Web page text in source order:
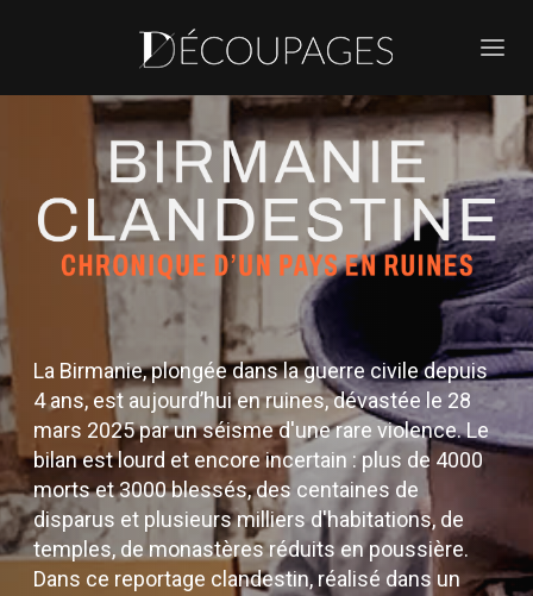
La Birmanie, plongée dans la guerre civile depuis
4 ans, est aujourd’hui en ruines, dévastée le 28
mars 2025 par un séisme d'une rare violence. Le
bilan est lourd et encore incertain : plus de 4000
morts et 3000 blessés, des centaines de
disparus et plusieurs milliers d'habitations, de
temples, de monastères réduits en poussière.
Dans ce reportage clandestin, réalisé dans un